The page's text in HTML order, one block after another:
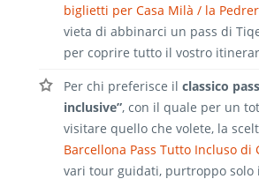
biglietti per Casa Milà / la
vieta di abbinarci un pass di
per coprire tutto il vostro
Per chi preferisce il classico
inclusive”, con il quale per un
visitare quello che volete, la
Barcellona Pass Tutto Incluso di
vari tour guidati, purtroppo solo